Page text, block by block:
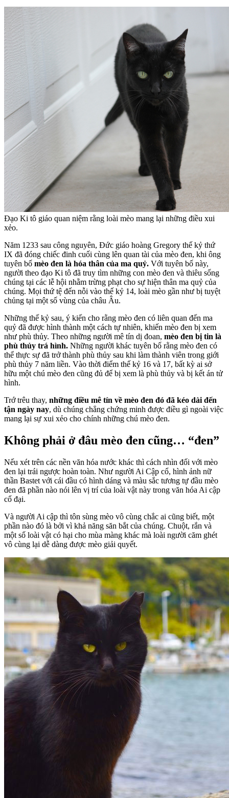
Đạo Ki tô giáo quan niệm rằng loài mèo mang lại những điều xui
xẻo.
Năm 1233 sau công nguyên, Đức giáo hoàng Gregory thế kỷ thứ
IX đã đóng chiếc đinh cuối cùng lên quan tài của mèo đen, khi ông
tuyên bố mèo đen là hóa thân của ma quỷ. Với tuyên bố này,
người theo đạo Ki tô đã truy tìm những con mèo đen và thiêu sống
chúng tại các lễ hội nhằm trừng phạt cho sự hiện thân ma quỷ của
chúng. Mọi thứ tệ đến nỗi vào thế kỷ 14, loài mèo gần như bị tuyệt
chủng tại một số vùng của châu Âu.
Những thế kỷ sau, ý kiến cho rằng mèo đen có liên quan đến ma
quỷ đã được hình thành một cách tự nhiên, khiến mèo đen bị xem
như phù thủy. Theo những người mê tín dị đoan, mèo đen bị tin là
phù thủy trá hình. Những người khác tuyên bố rằng mèo đen có
thể thực sự đã trở thành phù thủy sau khi làm thành viên trong giới
phù thủy 7 năm liền. Vào thời điểm thế kỷ 16 và 17, bất kỳ ai sở
hữu một chú mèo đen cũng đủ để bị xem là phù thủy và bị kết án tử
hình.
Trớ trêu thay, những điều mê tín về mèo đen đó đã kéo dài đến
tận ngày nay, dù chúng chẳng chứng minh được điều gì ngoài việc
mang lại sự xui xẻo cho chính những chú mèo đen.
Không phải ở đâu mèo đen cũng… “đen”
Nếu xét trên các nền văn hóa nước khác thì cách nhìn đối với mèo
đen lại trái ngược hoàn toàn. Như người Ai Cập cổ, hình ảnh nữ
thần Bastet với cái đầu có hình dáng và màu sắc tương tự đầu mèo
đen đã phần nào nói lên vị trí của loài vật này trong văn hóa Ai cập
cổ đại.
Và người Ai cập thì tôn sùng mèo vô cùng chắc ai cũng biết, một
phần nào đó là bởi vì khả năng săn bắt của chúng. Chuột, rắn và
một số loài vật có hại cho mùa màng khác mà loài người căm ghét
vô cùng lại dễ dàng được mèo giải quyết.